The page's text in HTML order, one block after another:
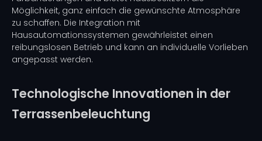
Möglichkeit, ganz einfach die gewünschte Atmosphäre
zu schaffen. Die Integration mit
Hausautomationssystemen gewährleistet einen
reibungslosen Betrieb und kann an individuelle Vorlieben
angepasst werden.
Technologische Innovationen in der
Terrassenbeleuchtung